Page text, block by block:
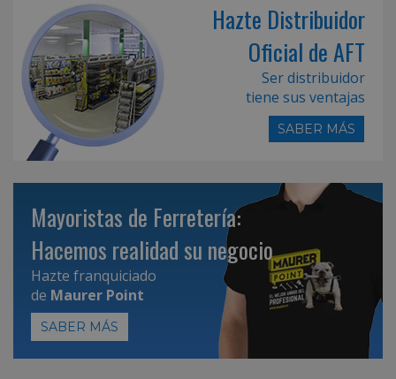
Hazte Distribuidor
Oficial de AFT
Ser distribuidor
tiene sus ventajas
SABER MÁS
Mayoristas de Ferretería:
Hacemos realidad su negocio
Hazte franquiciado
de Maurer Point
SABER MÁS